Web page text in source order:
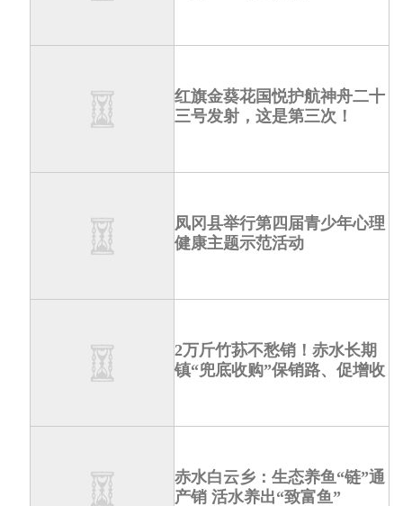
红旗金葵花国悦护航神舟二十
三号发射，这是第三次！
凤冈县举行第四届青少年心理
健康主题示范活动
2万斤竹荪不愁销！赤水长期
镇“兜底收购”保销路、促增收
赤水白云乡：生态养鱼“链”通
产销 活水养出“致富鱼”